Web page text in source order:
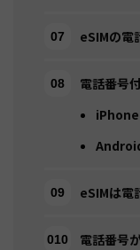
eSIMの電
電話番号
eSIMは電
電話番号